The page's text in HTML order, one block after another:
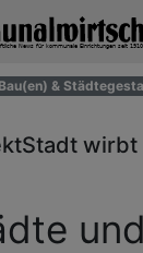
&
wirbt